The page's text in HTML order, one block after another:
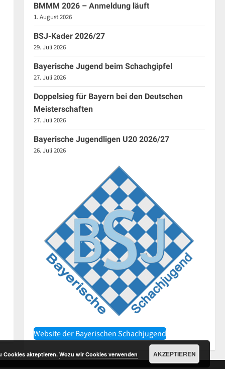
BMMM 2026 – Anmeldung läuft
1. August 2026
BSJ-Kader 2026/27
29. Juli 2026
Bayerische Jugend beim Schachgipfel
27. Juli 2026
Doppelsieg für Bayern bei den Deutschen
Meisterschaften
27. Juli 2026
Bayerische Jugendligen U20 2026/27
26. Juli 2026
Website der Bayerischen Schachjugend
Cookies akteptieren. Wozu wir Cookies verwenden AKZEPTIEREN